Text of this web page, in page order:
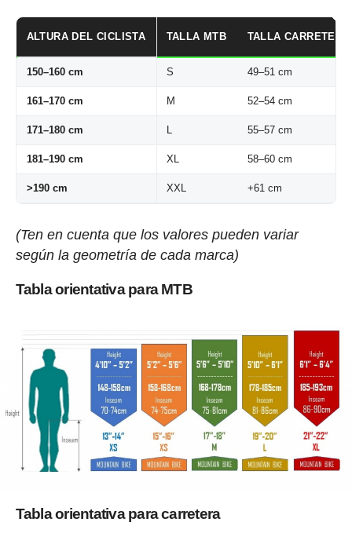
ALTURA DEL CICLISTA TALLA MTB TALLA CARRETERA
150–160 cm S 49–51 cm
161–170 cm M 52–54 cm
171–180 cm 55–57 cm
181–190 cm XL 58–60 cm
>190 cm XXL +61 cm
(Ten en cuenta que los valores pueden variar
según la geometría de cada marca)
Tabla orientativa para MTB
Tabla orientativa para carretera